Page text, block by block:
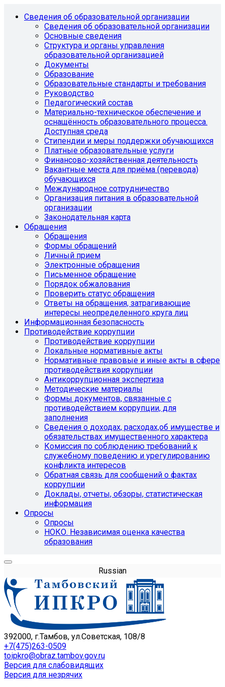
Сведения об образовательной организации
Сведения об образовательной организации
Основные сведения
Структура и органы управления
образовательной организацией
Документы
Образование
Образовательные стандарты и требования
Руководство
Педагогический состав
Материально-техническое обеспечение и
оснащённость образовательного процесса.
Доступная среда
Стипендии и меры поддержки обучающихся
Платные образовательные услуги
Финансово-хозяйственная деятельность
Вакантные места для приёма (перевода)
обучающихся
Международное сотрудничество
Организация питания в образовательной
организации
Законодательная карта
Обращения
Обращения
Формы обращений
Личный прием
Электронные обращения
Письменное обращение
Порядок обжалования
Проверить статус обращения
Ответы на обращения, затрагивающие
интересы неопределенного круга лиц
Информационная безопасность
Противодействие коррупции
Противодействие коррупции
Локальные нормативные акты
Нормативные правовые и иные акты в сфере
противодействия коррупции
Антикоррупционная экспертиза
Методические материалы
Формы документов, связанные с
противодействием коррупции, для
заполнения
Сведения о доходах, расходах,об имуществе и
обязательствах имущественного характера
Комиссия по соблюдению требований к
служебному поведению и урегулированию
конфликта интересов
Обратная связь для сообщений о фактах
коррупции
Доклады, отчеты, обзоры, статистическая
информация
Опросы
Опросы
НОКО. Независимая оценка качества
образования
Russian
392000, г.Тамбов, ул.Советская, 108/8
+7(475)263-0509
toipkro@obraz.tambov.gov.ru
Версия для слабовидящих
Версия для незрячих